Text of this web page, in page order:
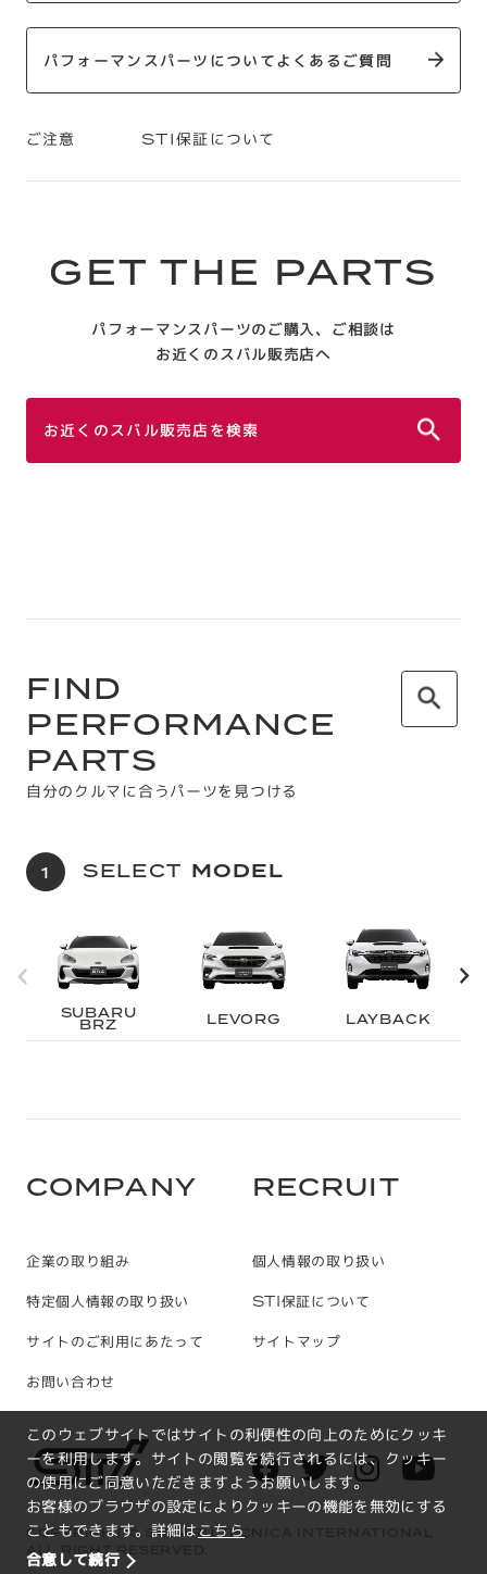
パフォーマンスパーツについてよくあるご質問
ご注意 STI保証について
GET THE PARTS
パフォーマンスパーツのご購入、ご相談は
お近くのスバル販売店へ
お近くのスバル販売店を検索
FIND
PERFORMANCE
PARTS
自分のクルマに合うパーツを見つける
SELECT MODEL
SUBARU
BRZ LEVORG LAYBACK
TYPE
CATEGORY
COMPANY RECRUIT
企業の取り組み 個人情報の取り扱い
特定個人情報の取り扱い STI保証について
サイトのご利用にあたって サイトマップ
お問い合わせ
COPYRIGHT © SUBARU TECNICA INTERNATIONAL
ALL RIGHT RESERVED.
このウェブサイトではサイトの利便性の向上のためにクッキ
ーを利用します。サイトの閲覧を続行されるには、クッキー
の使用にご同意いただきますようお願いします。
お客様のブラウザの設定によりクッキーの機能を無効にする
こともできます。詳細は こちら
合意して続行